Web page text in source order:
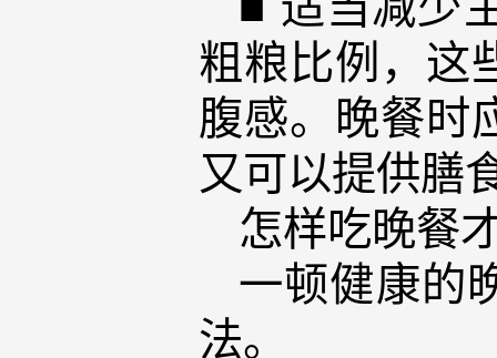
粗粮比例，这
腹感。晚餐时
又可以提供膳
怎样吃晚餐
一顿健康的
法。